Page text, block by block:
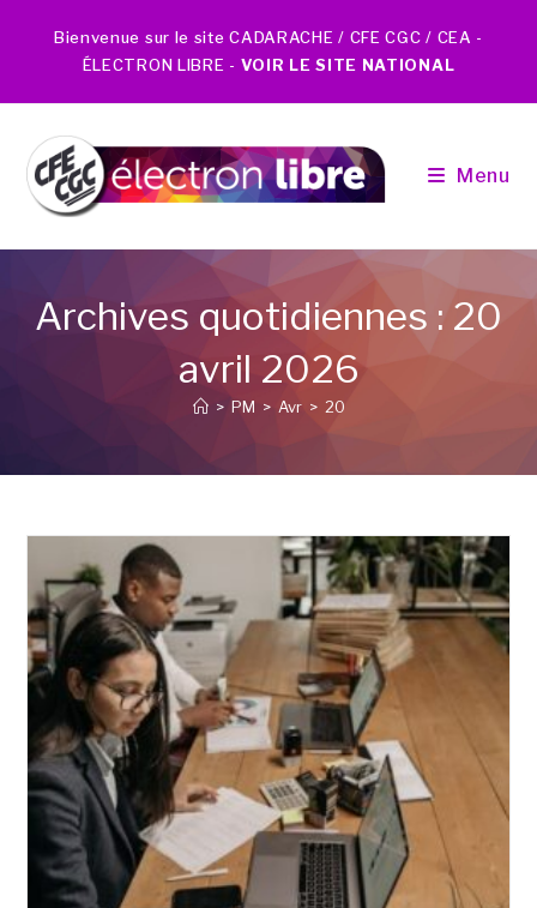
Bienvenue sur le site CADARACHE / CFE CGC / CEA -
ÉLECTRON LIBRE - VOIR LE SITE NATIONAL
Menu
Archives quotidiennes : 20
avril 2026
> PM > Avr > 20